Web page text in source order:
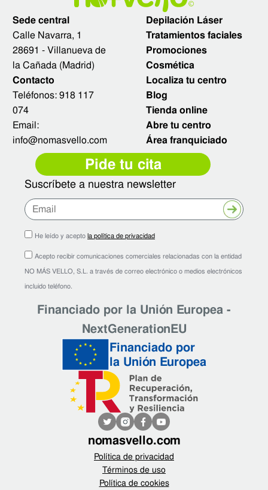
Sede central
Calle Navarra, 1
28691 - Villanueva de
la Cañada (Madrid)
Contacto
Teléfonos:918 117
074
Email:
info@nomasvello.com
Depilación Láser
Tratamientos faciales
Promociones
Cosmética
Localiza tu centro
Blog
Tienda online
Abre tu centro
Área franquiciado
Pide tu cita
Suscríbete a nuestra newsletter
He leído y aceptola política de privacidad
Acepto recibir comunicaciones comerciales relacionadas con la entidad
NO MÁS VELLO, S.L. a través de correo electrónico o medios electrónicos
incluido teléfono.
Enviar
Financiado por la Unión Europea -
NextGenerationEU
Financiado por
la Unión Europea
nomasvello.com
Política de privacidad
Términos de uso
Política de cookies